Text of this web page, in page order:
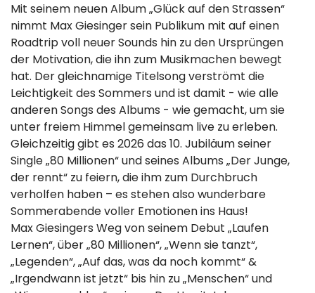
Mit seinem neuen Album „Glück auf den Strassen“
nimmt Max Giesinger sein Publikum mit auf einen
Roadtrip voll neuer Sounds hin zu den Ursprüngen
der Motivation, die ihn zum Musikmachen bewegt
hat. Der gleichnamige Titelsong verströmt die
Leichtigkeit des Sommers und ist damit - wie alle
anderen Songs des Albums - wie gemacht, um sie
unter freiem Himmel gemeinsam live zu erleben.
Gleichzeitig gibt es 2026 das 10. Jubiläum seiner
Single „80 Millionen“ und seines Albums „Der Junge,
der rennt“ zu feiern, die ihm zum Durchbruch
verholfen haben – es stehen also wunderbare
Sommerabende voller Emotionen ins Haus!
Max Giesingers Weg von seinem Debut „Laufen
Lernen“, über „80 Millionen“, „Wenn sie tanzt“,
„Legenden“, „Auf das, was da noch kommt“ &
„Irgendwann ist jetzt“ bis hin zu „Menschen“ und